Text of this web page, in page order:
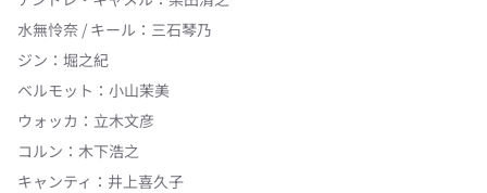
水無怜奈 / キール ： 三石琴乃
ジン ： 堀之紀
ベルモット ： 小山茉美
ウォッカ ： 立木文彦
コルン ： 木下浩之
キャンティ ： 井上喜久子